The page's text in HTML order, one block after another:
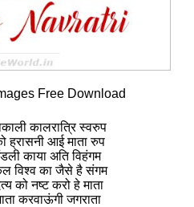
Free Download
कालरात्रि स्वरुप
ह्रासनी आई माता रुप
काया अति विहंगम
विश्व का जैसे है संगम
को नष्ट करो हे माता
करवाऊंगी जगराता